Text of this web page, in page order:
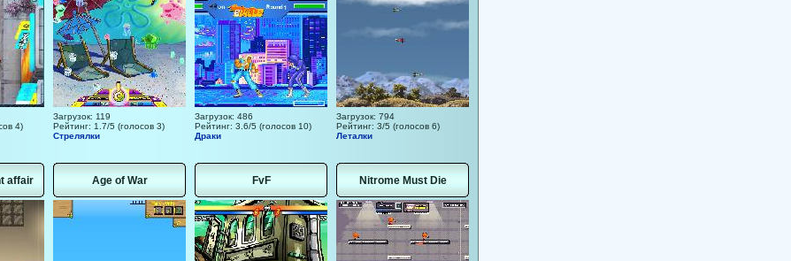
4)
Загрузок: 119
Рейтинг: 1.7/5 (голосов 3)
Стрелялки
Загрузок: 486
Рейтинг: 3.6/5 (голосов 10)
Драки
Загрузок: 794
Рейтинг: 3/5 (голосов 6)
Леталки
affair Age of War FvF Nitrome Must Die